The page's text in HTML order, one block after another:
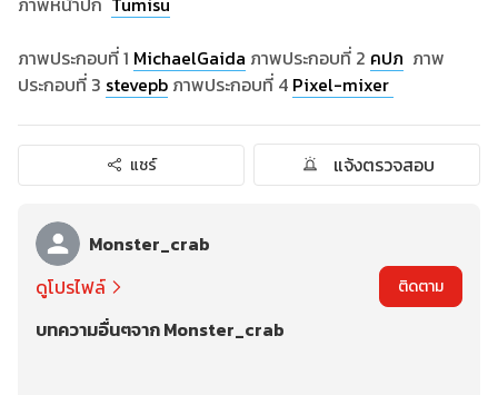
ภาพประกอบที่ 1 MichaelGaida ภาพประกอบที่ 2 คปภ ภาพ
ประกอบที่ 3 stevepb ภาพประกอบที่ 4 Pixel-mixer
แชร์ แจ้งตรวจสอบ
Monster_crab
ดูโปรไฟล์
ติดตาม
บทความอื่นๆจาก Monster_crab